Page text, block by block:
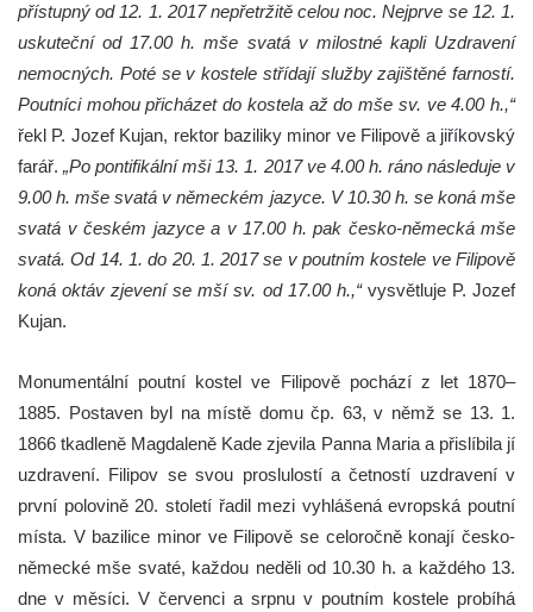
přístupný od 12. 1. 2017 nepřetržitě celou noc. Nejprve se 12. 1.
uskuteční od 17.00 h. mše svatá v milostné kapli Uzdravení
nemocných. Poté se v kostele střídají služby zajištěné farností.
Poutníci mohou přicházet do kostela až do mše sv. ve 4.00 h.,“
řekl P. Jozef Kujan, rektor baziliky minor ve Filipově a jiříkovský
farář.„Po pontifikální mši 13. 1. 2017 ve 4.00 h. ráno následuje v
9.00 h. mše svatá v německém jazyce. V 10.30 h. se koná mše
svatá v českém jazyce a v 17.00 h. pak česko-německá mše
svatá. Od 14. 1. do 20. 1. 2017 se v poutním kostele ve Filipově
koná oktáv zjevení se mší sv. od 17.00 h.,“vysvětluje P. Jozef
Kujan.
Monumentální poutní kostel ve Filipově pochází z let 1870–
1885. Postaven byl na místě domu čp. 63, v němž se 13. 1.
1866 tkadleně Magdaleně Kade zjevila Panna Maria a přislíbila jí
uzdravení. Filipov se svou proslulostí a četností uzdravení v
první polovině 20. století řadil mezi vyhlášená evropská poutní
místa. V bazilice minor ve Filipově se celoročně konají česko-
německé mše svaté, každou neděli od 10.30 h. a každého 13.
dne v měsíci. V červenci a srpnu v poutním kostele probíhá